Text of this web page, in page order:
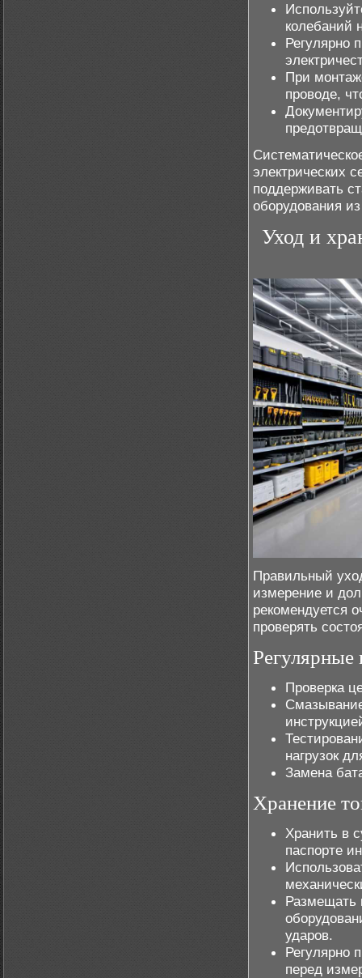
колебаний
Регулярно
При
проводе,
электрических
поддерживать
оборудования
Уход и
Правильный
измерение и
рекомендуется
проверять
Проверка
нагрузок
Замена
Хранение
Хранить в
паспорте
Размещать
ударов.
Регулярно
перед